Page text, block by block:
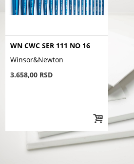
WN CWC SER 111 NO 16
Winsor&Newton
3.658,00 RSD